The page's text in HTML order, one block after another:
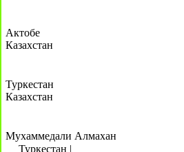
Актобе
Казахстан
Туркестан
Казахстан
Мухаммедали Алмахан
Туркестан |